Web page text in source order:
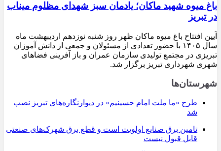
باغ میوه شهید ماکان؛ یادمان سبز شهدای مظلوم میناب
در تبریز
آیین افتتاح باغ میوه ماکان ظهر روز شنبه نوزدهم اردیبهشت ماه
سال ۱۴۰۵ با حضور تعدادی از مسئولان و جمعی از دانش آموزان
تبریزی در مجتمع تولیدی سازمان عمران و باز آفرینی فضاهای
شهری شهرداری تبریز برگزار شد.
شهرستان‌ها
طرح «ما ملت امام حسینیم» در دیوارنگاره‌های تبریز نصب
شد
تامین برق صنایع اولویت است و قطع برق شهرک‌های صنعتی
قابل قبول نیست